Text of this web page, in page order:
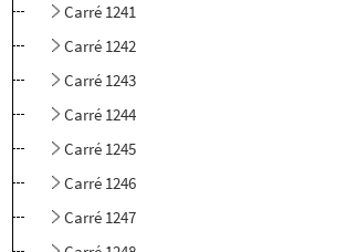
Carré 1241
Carré 1242
Carré 1243
Carré 1244
Carré 1245
Carré 1246
Carré 1247